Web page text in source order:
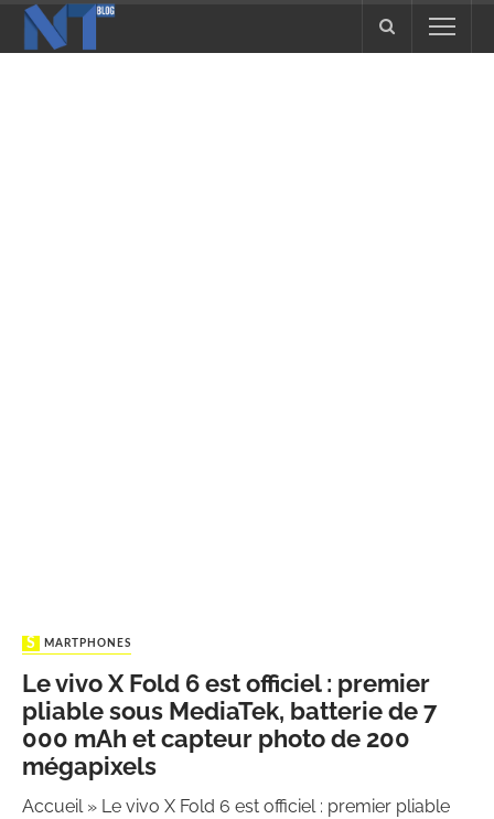
SMARTPHONES
Le vivo X Fold 6 est officiel : premier
pliable sous MediaTek, batterie de 7
000 mAh et capteur photo de 200
mégapixels
Accueil» Le vivo X Fold 6 est officiel : premier pliable